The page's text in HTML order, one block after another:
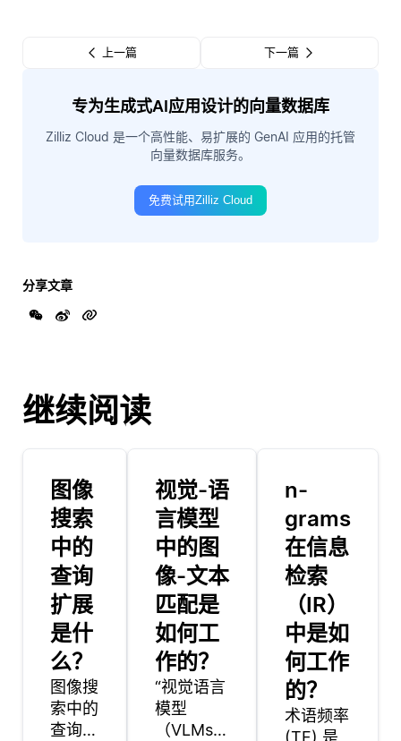
上一篇 下一篇
专为生成式AI应用设计的向量数据库
Zilliz Cloud 是一个高性能、易扩展的 GenAI 应用的托管
向量数据库服务。
免费试用Zilliz Cloud
分享文章
继续阅读
图像
搜索
中的
查询
扩展
是什
么？
图像搜
索中的
查询扩
视觉-语
言模型
中的图
像-文本
匹配是
如何工
作的？
“视觉语言
模型
（VLMs）
n-
grams
在信息
检索
（IR）
中是如
何工作
的？
术语频率